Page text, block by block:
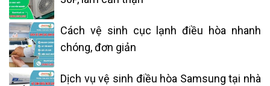
Cách vệ sinh cục lạnh điều hòa nhanh
chóng, đơn giản
Dịch vụ vệ sinh điều hòa Samsung tại nhà